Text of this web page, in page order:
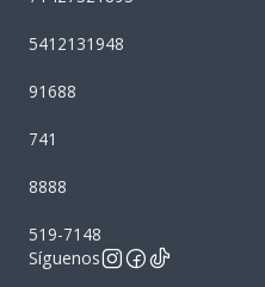
5412131948
91688
741
8888
519-7148
Síguenos